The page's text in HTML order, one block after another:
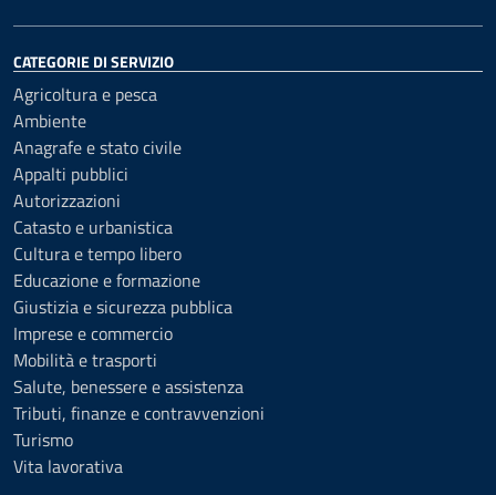
CATEGORIE DI SERVIZIO
Agricoltura e pesca
Ambiente
Anagrafe e stato civile
Appalti pubblici
Autorizzazioni
Catasto e urbanistica
Cultura e tempo libero
Educazione e formazione
Giustizia e sicurezza pubblica
Imprese e commercio
Mobilità e trasporti
Salute, benessere e assistenza
Tributi, finanze e contravvenzioni
Turismo
Vita lavorativa